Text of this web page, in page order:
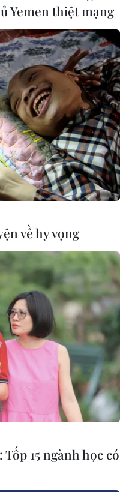
bộ, giáo viên tại trung
luôn tận tâm, nỗ lực
trị, phục hồi chức năng
ở Việt Nam:
cả nước có khoảng
2; 35.000 nạn nhân
phương, hậu quả chất
hệ thứ 4.
Yemen thiệt mạng
về hy vọng
15 ngành học có